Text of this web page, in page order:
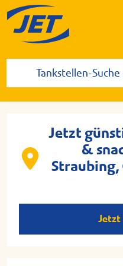
Jetzt
&
Straubing,
Jetzt